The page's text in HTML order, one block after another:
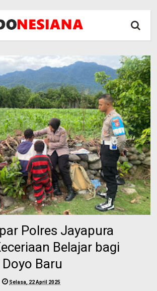
Polres Jayapura
Belajar bagi
Baru
Selasa, 22 April 2025